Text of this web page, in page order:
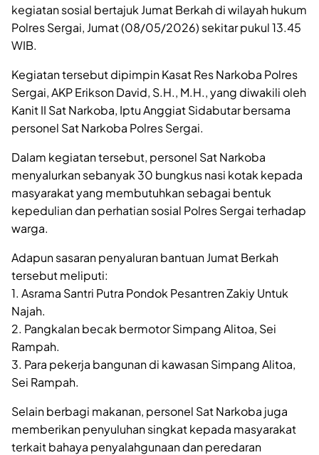
kegiatan sosial bertajuk Jumat Berkah di wilayah hukum
Polres Sergai, Jumat (08/05/2026) sekitar pukul 13.45
WIB.
Kegiatan tersebut dipimpin Kasat Res Narkoba Polres
Sergai, AKP Erikson David, S.H., M.H., yang diwakili oleh
Kanit II Sat Narkoba, Iptu Anggiat Sidabutar bersama
personel Sat Narkoba Polres Sergai.
Dalam kegiatan tersebut, personel Sat Narkoba
menyalurkan sebanyak 30 bungkus nasi kotak kepada
masyarakat yang membutuhkan sebagai bentuk
kepedulian dan perhatian sosial Polres Sergai terhadap
warga.
Adapun sasaran penyaluran bantuan Jumat Berkah
tersebut meliputi:
1. Asrama Santri Putra Pondok Pesantren Zakiy Untuk
Najah.
2. Pangkalan becak bermotor Simpang Alitoa, Sei
Rampah.
3. Para pekerja bangunan di kawasan Simpang Alitoa,
Sei Rampah.
Selain berbagi makanan, personel Sat Narkoba juga
memberikan penyuluhan singkat kepada masyarakat
terkait bahaya penyalahgunaan dan peredaran